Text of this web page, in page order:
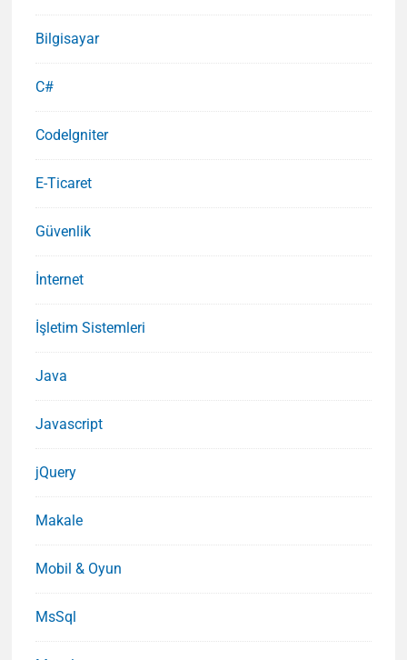
Bilgisayar
C#
CodeIgniter
E-Ticaret
Güvenlik
İnternet
İşletim Sistemleri
Java
Javascript
jQuery
Makale
Mobil & Oyun
MsSql